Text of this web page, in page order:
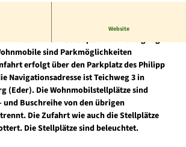
Website
neben Frankenbergs
stehenacht Stellplätzezu Verfügung.
sind Parkmöglichkeiten
erfolgt über den Parkplatz des Philipp
Navigationsadresse ist Teichweg 3 in
(Eder). Die Wohnmobilstellplätze sind
und Buschreihe von den übrigen
Die Zufahrt wie auch die Stellplätze
. Die Stellplätze sind beleuchtet.